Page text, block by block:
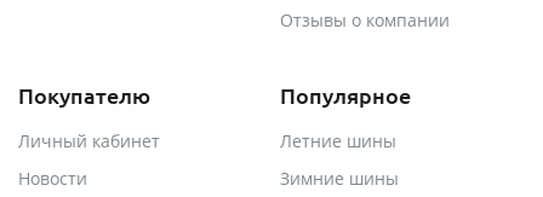
Отзывы о компании
Покупателю
Личный кабинет
Новости
Популярное
Летние шины
Зимние шины